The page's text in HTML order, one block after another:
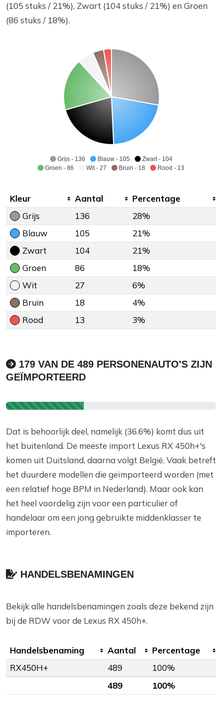
(105 stuks / 21%), Zwart (104 stuks / 21%) en Groen
(86 stuks / 18%).
Grijs - 136 Blauw - 105
Zwart - 104
Groen - 86
Wit - 27 Bruin - 18 Rood - 13
Kleur Aantal
Percentage
Grijs
136
28%
Blauw
105
21%
Zwart
104
21%
Groen
86
18%
Wit
27
6%
Bruin
18
4%
Rood
13 3%
179 VAN DE 489 PERSONENAUTO'S ZIJN
GEÏMPORTEERD
Dat is behoorlijk deel, namelijk (36.6%) komt dus uit
het buitenland. De meeste import Lexus RX 450h+'s
komen uit Duitsland, daarna volgt België. Vaak betreft
het duurdere modellen die geïmporteerd worden (met
een relatief hoge BPM in Nederland). Maar ook kan
het heel voordelig zijn voor een particulier of
handelaar om een jong gebruikte middenklasser te
importeren.
HANDELSBENAMINGEN
Bekijk alle handelsbenamingen zoals deze bekend zijn
bij de RDW voor de Lexus RX 450h+.
Handelsbenaming Aantal
Percentage
RX450H+
489
100%
489
100%